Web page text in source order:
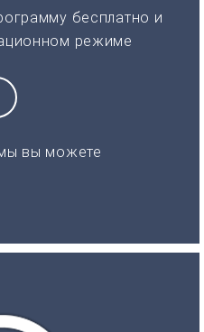
бесплатно и
режиме
вы можете